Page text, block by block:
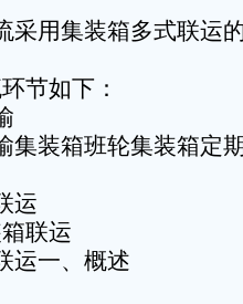
采用集装箱多式联运
节如下：
集装箱班轮集装箱定
运
联运
运一、概述